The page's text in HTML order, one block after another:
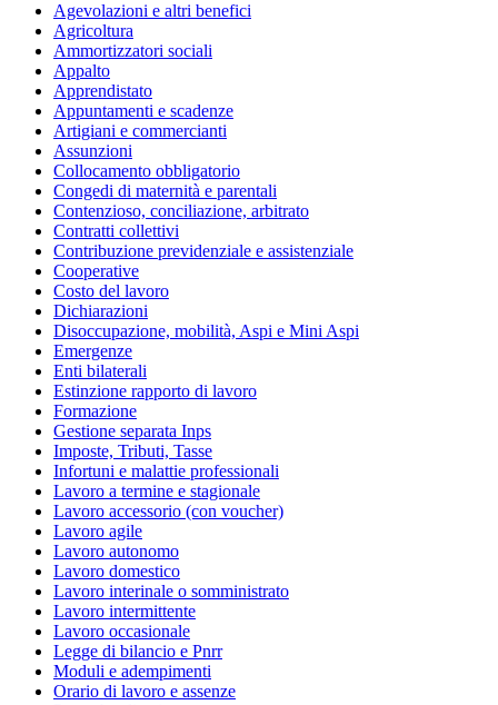
Agevolazioni e altri benefici
Agricoltura
Ammortizzatori sociali
Appalto
Apprendistato
Appuntamenti e scadenze
Artigiani e commercianti
Assunzioni
Collocamento obbligatorio
Congedi di maternità e parentali
Contenzioso, conciliazione, arbitrato
Contratti collettivi
Contribuzione previdenziale e assistenziale
Cooperative
Costo del lavoro
Dichiarazioni
Disoccupazione, mobilità, Aspi e Mini Aspi
Emergenze
Enti bilaterali
Estinzione rapporto di lavoro
Formazione
Gestione separata Inps
Imposte, Tributi, Tasse
Infortuni e malattie professionali
Lavoro a termine e stagionale
Lavoro accessorio (con voucher)
Lavoro agile
Lavoro autonomo
Lavoro domestico
Lavoro interinale o somministrato
Lavoro intermittente
Lavoro occasionale
Legge di bilancio e Pnrr
Moduli e adempimenti
Orario di lavoro e assenze